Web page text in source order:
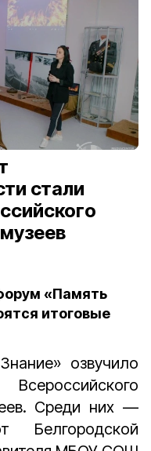
стали
«Память
итоговые
озвучило
Среди них —
Белгородской